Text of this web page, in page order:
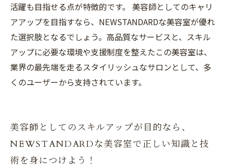
活躍も目指せる点が特徴的です。 美容師としてのキャリ
アアップを目指すなら、NEWSTANDARDな美容室が優れ
た選択肢となるでしょう。高品質なサービスと、スキル
アップに必要な環境や支援制度を整えたこの美容室は、
業界の最先端を走るスタイリッシュなサロンとして、多
くのユーザーから支持されています。
美容師としてのスキルアップが目的なら、
NEWSTANDARDな美容室で正しい知識と技
術を身につけよう！